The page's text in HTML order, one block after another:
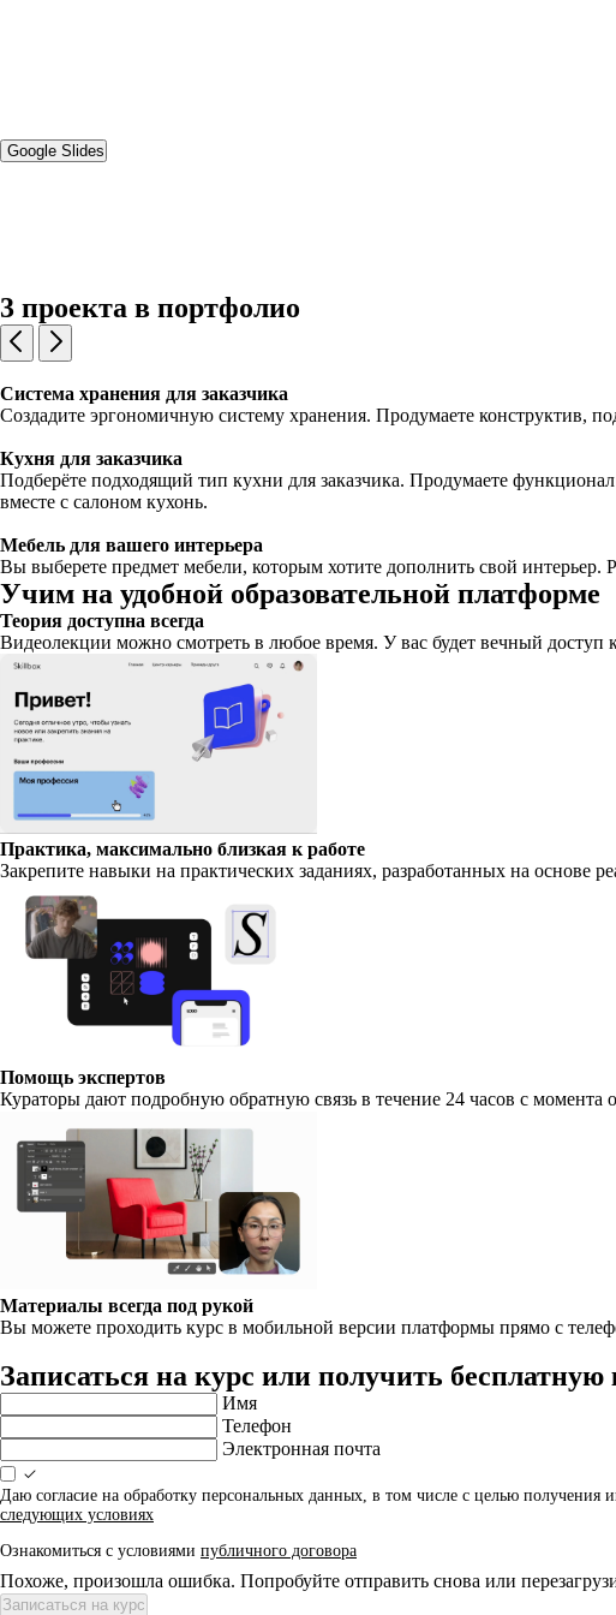
Google Slides
3 проекта в портфолио
Система хранения для заказчика
Создадите эргономичную систему хранения. Продумаете конструктив,
Кухня для заказчика
Подберёте подходящий тип кухни для заказчика. Продумаете
вместе с салоном кухонь.
Мебель для вашего интерьера
Вы выберете предмет мебели, которым хотите дополнить свой интерьер.
Учим на удобной образовательной платформе
Теория доступна всегда
Видеолекции можно смотреть в любое время. У вас будет вечный доступ
Практика, максимально близкая к работе
Закрепите навыки на практических заданиях, разработанных на основе
Помощь экспертов
Кураторы дают подробную обратную связь в течение 24 часов с момента
Материалы всегда под рукой
Вы можете проходить курс в мобильной версии платформы прямо с
Записаться на курс или получить
Имя
Телефон
Электронная почта
Даю согласие на обработку персональных данных, в том числе с целью
следующих условиях
Ознакомиться с условиями публичного договора
Похоже, произошла ошибка. Попробуйте отправить снова или
Записаться на курс